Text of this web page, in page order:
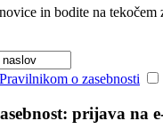
in bodite na
Pravilnikom o zasebnosti
prijava na